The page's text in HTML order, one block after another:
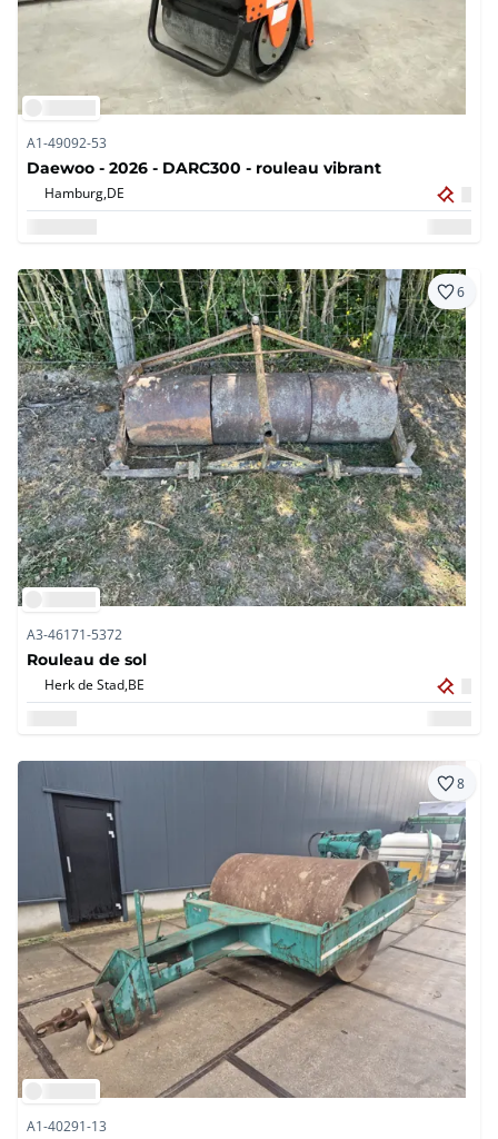
A1-49092-53
Daewoo - 2026 - DARC300 - rouleau vibrant
Hamburg,DE
6
A3-46171-5372
Rouleau de sol
Herk de Stad,BE
8
A1-40291-13